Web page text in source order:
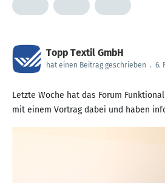
Topp Textil GmbH
hat einen Beitrag geschrieben . 6.
Letzte Woche hat das Forum
mit einem Vortrag dabei und haben